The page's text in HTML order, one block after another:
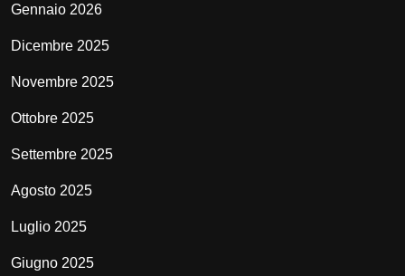
Gennaio 2026
Dicembre 2025
Novembre 2025
Ottobre 2025
Settembre 2025
Agosto 2025
Luglio 2025
Giugno 2025